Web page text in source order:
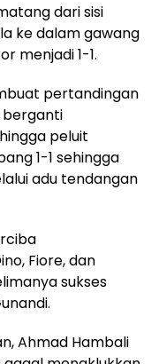
dari sisi
ke dalam gawang
menjadi 1-1.
pertandingan
berganti
peluit
1-1 sehingga
adu tendangan
Fiore, dan
sukses
Ahmad Hambali